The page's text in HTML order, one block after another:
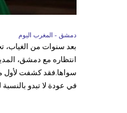
دمشق - المغرب اليوم
بعد سنوات من الغياب،
انتظاره مع دمشق،
سواها.فقد كشفت لأول
في عودة لا تبدو بالنسبة